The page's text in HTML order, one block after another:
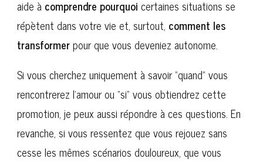
aide à comprendre pourquoi certaines situations se
répètent dans votre vie et, surtout, comment les
transformerpour que vous deveniez autonome.
Si vous cherchez uniquement à savoir “quand” vous
rencontrerez l’amour ou “si” vous obtiendrez cette
promotion, je peux aussi répondre à ces questions. En
revanche, si vous ressentez que vous rejouez sans
cesse les mêmes scénarios douloureux, que vous